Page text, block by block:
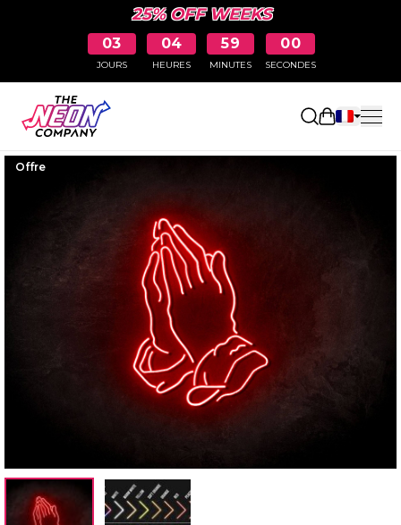
25% OFF WEEKS
03
JOURS
04
HEURES
58
MINUTES
59
SECONDES
Ouvrir le
Offre